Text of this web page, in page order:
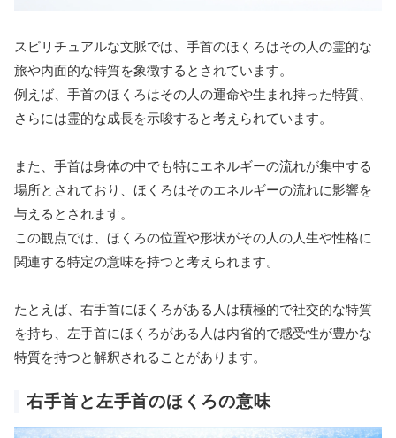
スピリチュアルな文脈では、手首のほくろはその人の霊的な
旅や内面的な特質を象徴するとされています。
例えば、手首のほくろはその人の運命や生まれ持った特質、
さらには霊的な成長を示唆すると考えられています。
また、手首は身体の中でも特にエネルギーの流れが集中する
場所とされており、ほくろはそのエネルギーの流れに影響を
与えるとされます。
この観点では、ほくろの位置や形状がその人の人生や性格に
関連する特定の意味を持つと考えられます。
たとえば、右手首にほくろがある人は積極的で社交的な特質
を持ち、左手首にほくろがある人は内省的で感受性が豊かな
特質を持つと解釈されることがあります。
右手首と左手首のほくろの意味